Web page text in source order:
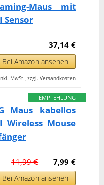
Maus mit
Sensor
37,14 €
Bei Amazon ansehen
MwSt., zzgl. Versandkosten
EMPFEHLUNG
Maus kabellos
Wireless Mouse
7,99 €
11,99 €
Bei Amazon ansehen